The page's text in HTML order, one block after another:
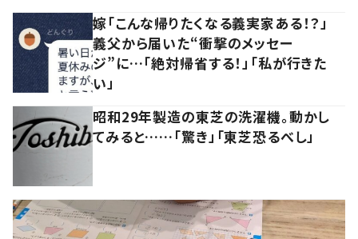
嫁「こんな帰りたくなる義実家ある！？」
義父から届いた“衝撃のメッセー
ジ”に…「絶対帰省する！」「私が行きた
い」
昭和29年製造の東芝の洗濯機。動かし
てみると……「驚き」「東芝恐るべし」